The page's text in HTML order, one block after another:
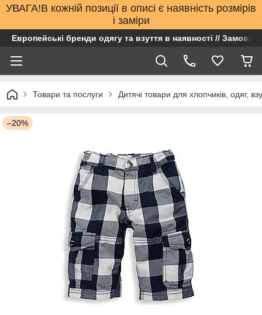
УВАГА!В кожній позиції в описі є наявність розмірів
і заміри
Европейські бренди одягу та взуття в наявності //
Товари та послуги Дитячі товари для хлопчиків, одяг,
–20%